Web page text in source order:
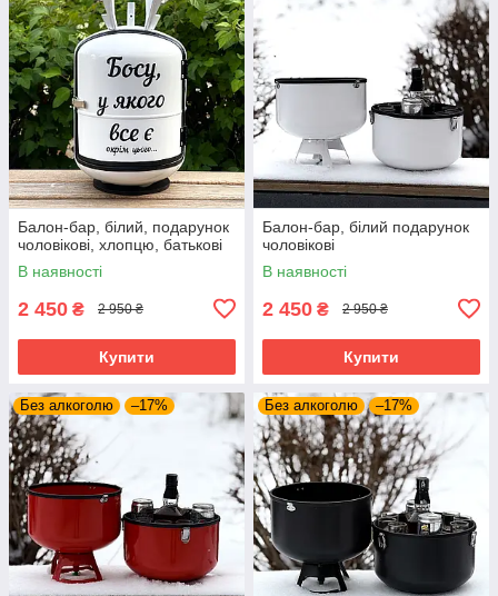
Балон-бар, білий, подарунок
чоловікові, хлопцю, батькові
В наявності
2 450 ₴ 2 950 ₴
Купити
Балон-бар, білий подарунок
чоловікові
В наявності
2 450 ₴ 2 950 ₴
Купити
Без алкоголю –17% Без алкоголю –17%